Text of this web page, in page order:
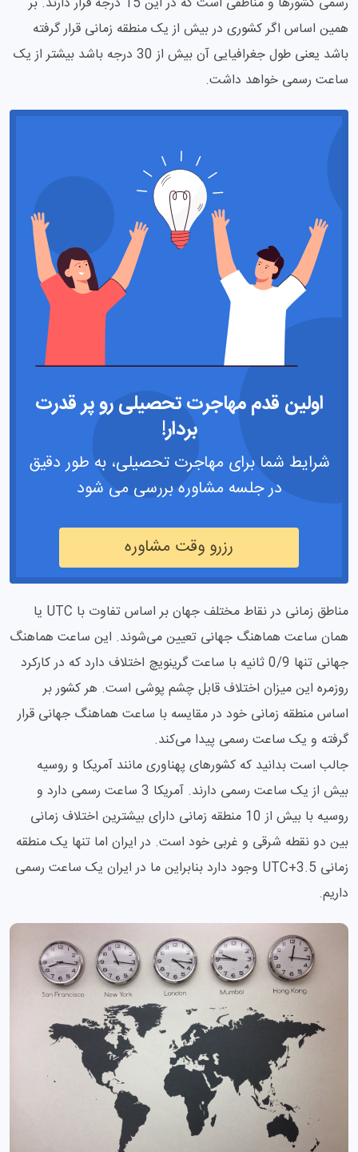
همین اساس اگر کشوری در بیش از یک منطقه زمانی قرار گرفته
باشد یعنی طول جغرافیایی آن بیش از 30 درجه باشد بیشتر از یک
ساعت رسمی خواهد داشت.
اولین قدم مهاجرت تحصیلی رو پر قدرت
بردار!
شرایط شما برای مهاجرت تحصیلی، به طور دقیق
در جلسه مشاوره بررسی می شود
رزرو وقت مشاوره
مناطق زمانی در نقاط مختلف جهان بر اساس تفاوت با UTC یا
همان ساعت هماهنگ جهانی تعیین می‌شوند. این ساعت هماهنگ
جهانی تنها 0/9 ثانیه با ساعت گرینویچ اختلاف دارد که در کارکرد
روزمره این میزان اختلاف قابل چشم پوشی است. هر کشور بر
اساس منطقه زمانی خود در مقایسه با ساعت هماهنگ جهانی قرار
گرفته و یک ساعت رسمی پیدا می‌کند.
جالب است بدانید که کشورهای پهناوری مانند آمریکا و روسیه
بیش از یک ساعت رسمی دارند. آمریکا 3 ساعت رسمی دارد و
روسیه با بیش از 10 منطقه زمانی دارای بیشترین اختلاف زمانی
بین دو نقطه شرقی و غربی خود است. در ایران اما تنها یک منطقه
زمانی UTC+3.5 وجود دارد بنابراین ما در ایران یک ساعت رسمی
داریم.